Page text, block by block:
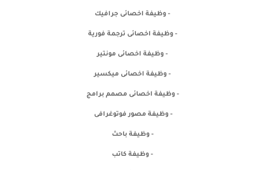
- وظيفة اخصائى جرافيك
- وظيفة اخصائى ترجمة فورية
- وظيفة اخصائى مونتير
- وظيفة اخصائى ميكسير
- وظيفة اخصائى مصمم برامج
- وظيفة مصور فوتوغرافى
- وظيفة باحث
- وظيفة كاتب